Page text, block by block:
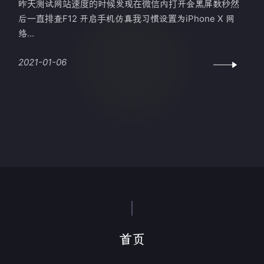
昨天测试网站速度的时候发现在微信内打开会黑屏数秒然
后一直排查F12 开启手机仿真我习惯设置为iPhone X 网
络...
2021-01-06
首页